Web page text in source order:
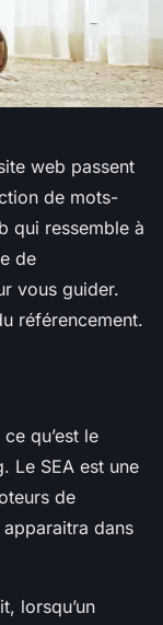
web passent
de mots-
qui ressemble à
de
vous guider.
référencement.
qu’est le
Le SEA est une
de
apparaitra dans
lorsqu’un